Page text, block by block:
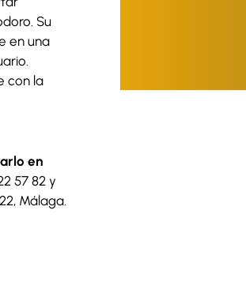
Su
en una
con la
en
57 82 y
Málaga.